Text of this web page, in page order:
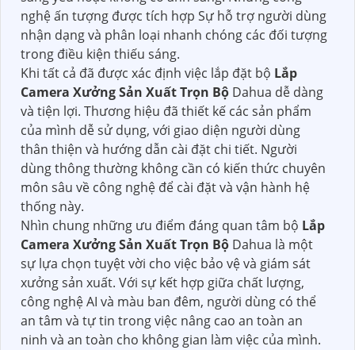
nghệ ấn tượng được tích hợp Sự hỗ trợ người dùng
nhận dạng và phân loại nhanh chóng các đối tượng
trong điều kiện thiếu sáng.
Khi tất cả đã được xác định việc lắp đặt bộ Lắp
Camera Xưởng Sản Xuất Trọn Bộ Dahua dễ dàng
và tiện lợi. Thương hiệu đã thiết kế các sản phẩm
của mình dễ sử dụng, với giao diện người dùng
thân thiện và hướng dẫn cài đặt chi tiết. Người
dùng thông thường không cần có kiến thức chuyên
môn sâu về công nghệ để cài đặt và vận hành hệ
thống này.
Nhìn chung những ưu điểm đáng quan tâm bộ Lắp
Camera Xưởng Sản Xuất Trọn Bộ Dahua là một
sự lựa chọn tuyệt vời cho việc bảo vệ và giám sát
xưởng sản xuất. Với sự kết hợp giữa chất lượng,
công nghệ AI và màu ban đêm, người dùng có thể
an tâm và tự tin trong việc nâng cao an toàn an
ninh và an toàn cho không gian làm việc của mình.